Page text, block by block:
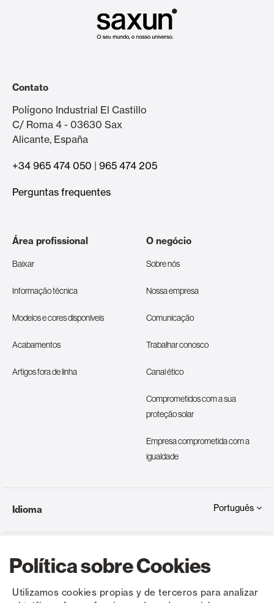
Política sobre Cookies
Utilizamos cookies propias y de terceros para analizar
Contato
Polígono Industrial El Castillo
C/ Roma 4 - 03630 Sax
Alicante, España
+34 965 474 050 | 965 474 205
Perguntas frequentes
Área profissional
Baixar
Informação técnica
Modelos e cores disponíveis
Acabamentos
Artigos fora de linha
O negócio
Sobre nós
Nossa empresa
Comunicação
Trabalhar conosco
Canal ético
Comprometidos com a sua
proteção solar
Empresa comprometida com a
igualdade
Idioma Português